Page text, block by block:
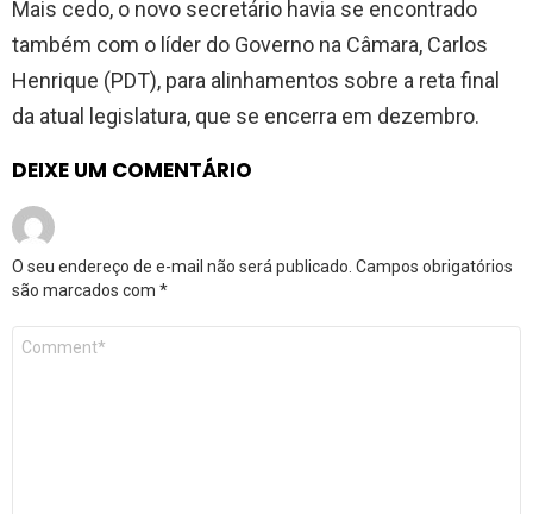
Mais cedo, o novo secretário havia se encontrado
também com o líder do Governo na Câmara, Carlos
Henrique (PDT), para alinhamentos sobre a reta final
da atual legislatura, que se encerra em dezembro.
DEIXE UM COMENTÁRIO
O seu endereço de e-mail não será publicado. Campos obrigatórios
são marcados com *
Comentário